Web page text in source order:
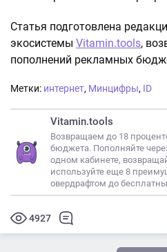
Статья подготовлена
экосистемы Vitamin.tools,
пополнений рекламных
Метки: интернет, Минцифры, ID
Vitamin.tools
Возвращаем до 18
бюджета. Пополняйте
одном кабинете,
используйте еще 8
овердрафтом до
4927